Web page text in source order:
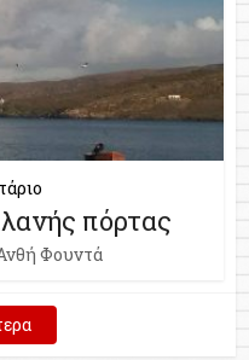
πόρτας
Φουντά